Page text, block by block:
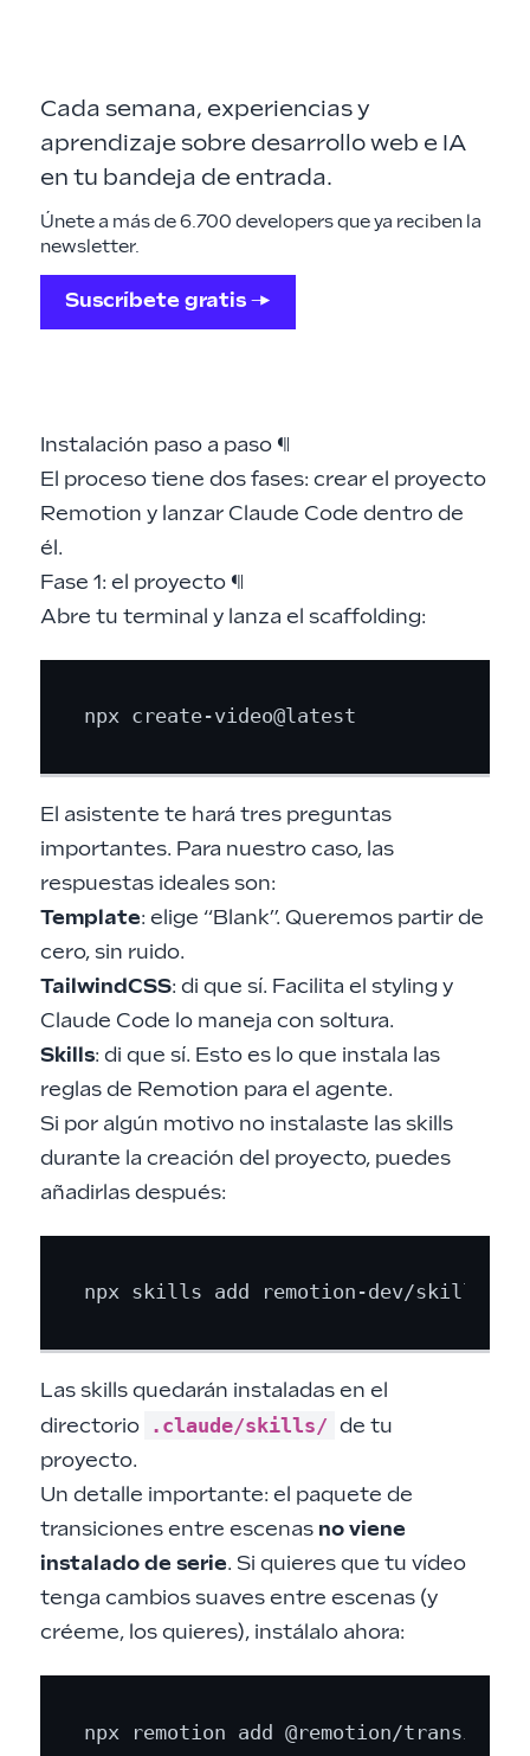
Cada semana, experiencias y
aprendizaje sobre desarrollo web e IA
en tu bandeja de entrada.
Únete a más de 6.700 developers que ya reciben la
newsletter.
Suscríbete gratis →
Instalación paso a paso ¶
El proceso tiene dos fases: crear el proyecto
Remotion y lanzar Claude Code dentro de
él.
Fase 1: el proyecto ¶
Abre tu terminal y lanza el scaffolding:
El asistente te hará tres preguntas
importantes. Para nuestro caso, las
respuestas ideales son:
Template: elige “Blank”. Queremos partir de
cero, sin ruido.
TailwindCSS: di que sí. Facilita el styling y
Claude Code lo maneja con soltura.
Skills: di que sí. Esto es lo que instala las
reglas de Remotion para el agente.
Si por algún motivo no instalaste las skills
durante la creación del proyecto, puedes
añadirlas después:
Las skills quedarán instaladas en el
directorio .claude/skills/ de tu
proyecto.
Un detalle importante: el paquete de
transiciones entre escenas no viene
instalado de serie. Si quieres que tu vídeo
tenga cambios suaves entre escenas (y
créeme, los quieres), instálalo ahora: